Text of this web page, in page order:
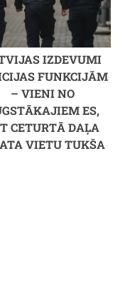
IZDEVUMI
FUNKCIJĀM
– VIENI NO
ES,
CETURTĀ DAĻA
VIETU TUKŠA